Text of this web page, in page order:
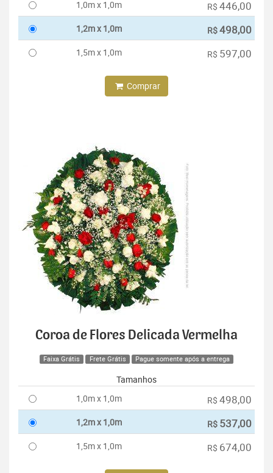
1,0m x 1,0m R$ 446,00
1,2m x 1,0m R$498,00
1,5m x 1,0m R$ 597,00
Comprar
Coroa de Flores Delicada Vermelha
Faixa Grátis Frete Grátis Pague somente após a entrega
Tamanhos
1,0m x 1,0m
R$ 498,00
1,2m x 1,0m R$ 537,00
1,5m x 1,0m R$ 674,00